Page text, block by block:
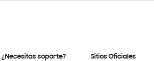
¿Necesitas soporte? Sitios Oficiales